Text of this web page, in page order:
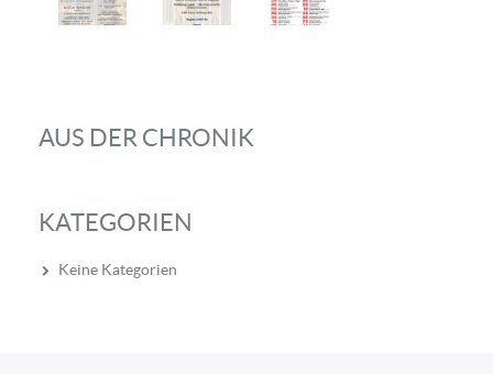
AUS DER CHRONIK
KATEGORIEN
Keine Kategorien